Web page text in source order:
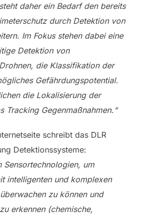
daher ein Bedarf den bereits
durch Detektion von
Im Fokus stehen dabei eine
Detektion von
die Klassifikation der
Gefährdungspotential.
die Lokalisierung der
Tracking Gegenmaßnahmen.“
schreibt das DLR
Detektionssysteme:
Sensortechnologien, um
intelligenten und komplexen
zu können und
erkennen (chemische,